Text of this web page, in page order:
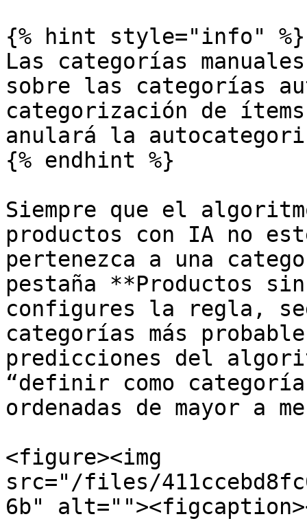
{% hint style="info" %}
Las categorías
sobre las categorías
categorización de
anulará la
{% endhint %}
Siempre que el
productos con IA no
pertenezca a una
pestaña **Productos
configures la regla,
categorías más
predicciones del
“definir como
ordenadas de mayor a
<figure><img
src="/files/
6b"